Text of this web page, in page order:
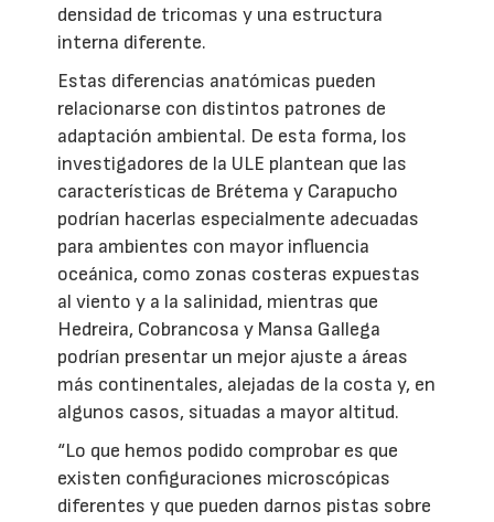
densidad de tricomas y una estructura
interna diferente.
Estas diferencias anatómicas pueden
relacionarse con distintos patrones de
adaptación ambiental. De esta forma, los
investigadores de la ULE plantean que las
características de Brétema y Carapucho
podrían hacerlas especialmente adecuadas
para ambientes con mayor influencia
oceánica, como zonas costeras expuestas
al viento y a la salinidad, mientras que
Hedreira, Cobrancosa y Mansa Gallega
podrían presentar un mejor ajuste a áreas
más continentales, alejadas de la costa y, en
algunos casos, situadas a mayor altitud.
“Lo que hemos podido comprobar es que
existen configuraciones microscópicas
diferentes y que pueden darnos pistas sobre